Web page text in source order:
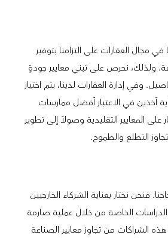
مجال العقارات على التزامنا بتوفير
ولذلك، نحرص على تبني معايير جودةٍ
وفي إدارة العقارات لدينا، يتم اختيار
آخذين في الاعتبار أفضل ممارسات
على المعايير التقليدية وصولاً إلى تطوير
التطلع والطموح.
فنحن نختار بعناية الشركاء الخارجيين
الخاصة من خلال عملية صارمة
الشراكات من تجاوز معايير الصناعة